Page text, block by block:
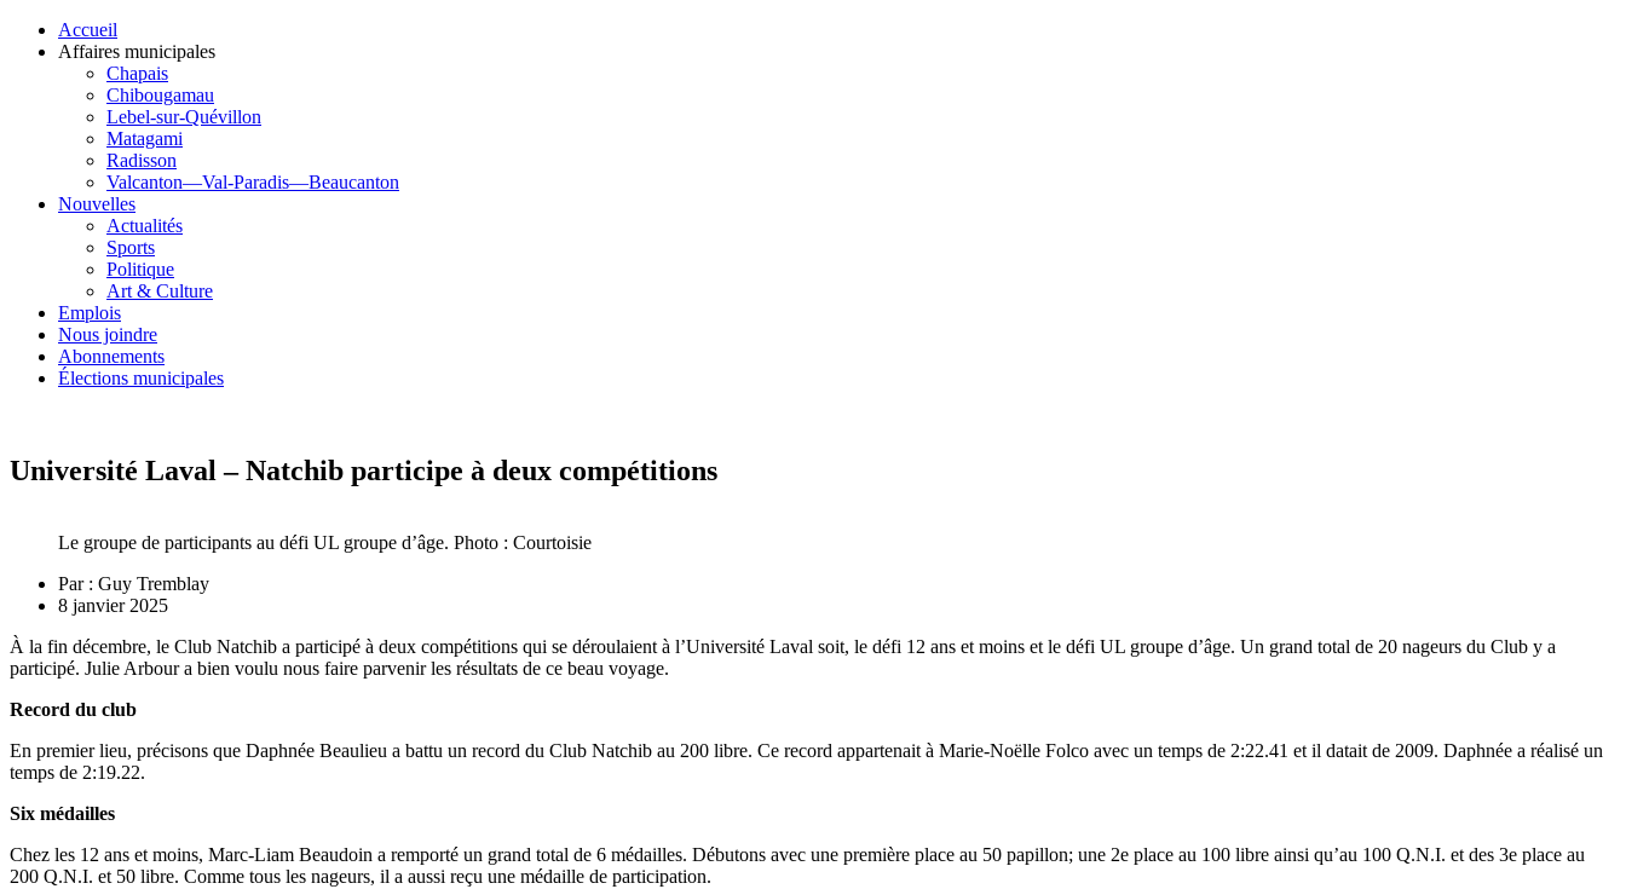
Accueil
Affaires municipales
Chapais
Chibougamau
Lebel-sur-Quévillon
Matagami
Radisson
Valcanton—Val-Paradis—Beaucanton
Nouvelles
Actualités
Sports
Politique
Art & Culture
Emplois
Nous joindre
Abonnements
Élections municipales
Université Laval – Natchib participe à deux compétitions
Le groupe de participants au défi UL groupe d’âge. Photo : Courtoisie
Par : Guy Tremblay
8 janvier 2025
À la fin décembre, le Club Natchib a participé à deux compétitions qui se déroulaient à l’Université Laval soit, le défi 12 ans et moins et le défi UL groupe d’âge. Un grand total de 20 nageurs du Club y a
participé. Julie Arbour a bien voulu nous faire parvenir les résultats de ce beau voyage.
Record du club
En premier lieu, précisons que Daphnée Beaulieu a battu un record du Club Natchib au 200 libre. Ce record appartenait à Marie-Noëlle Folco avec un temps de 2:22.41 et il datait de 2009. Daphnée a réalisé un
temps de 2:19.22.
Six médailles
Chez les 12 ans et moins, Marc-Liam Beaudoin a remporté un grand total de 6 médailles. Débutons avec une première place au 50 papillon; une 2e place au 100 libre ainsi qu’au 100 Q.N.I. et des 3e place au
200 Q.N.I. et 50 libre. Comme tous les nageurs, il a aussi reçu une médaille de participation.